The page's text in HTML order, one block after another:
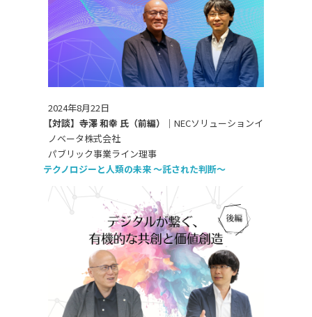
2024年8月22日
【対談】寺澤 和幸 氏（前編）｜NECソリューションイ
ノベータ株式会社
パブリック事業ライン理事
テクノロジーと人類の未来 ～託された判断～